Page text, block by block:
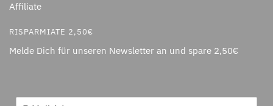
Affiliate
RISPARMIATE 2,50€
Melde Dich für unseren Newsletter an und spare 2,50€